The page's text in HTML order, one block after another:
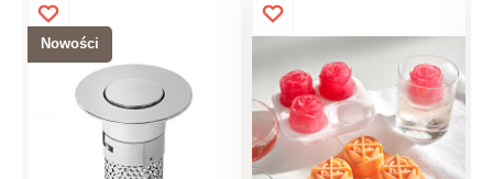
Nowości